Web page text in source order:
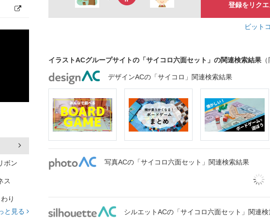
ボン
ス
り
熱中症
と見る
登録をリクエ
ビット
イラストACグループサイトの「サイコロ六面セット」の関連検索結果
デザインACの「サイコロ」関連検索結果
写真ACの「サイコロ六面セット」関連検索結果
シルエットACの「サイコロ六面セット」関連